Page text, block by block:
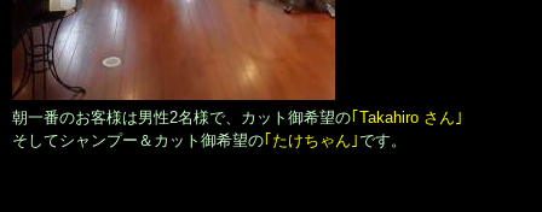
朝一番のお客様は男性2名様で、カット御希望の｢Takahiro さん｣
そしてシャンプー＆カット御希望の｢たけちゃん｣です。